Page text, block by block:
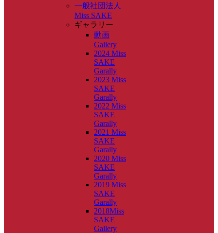
一般社団法人
Miss SAKE
ギャラリー
動画
Gallery
2024 Miss
SAKE
Garally
2023 Miss
SAKE
Garally
2022 Miss
SAKE
Garally
2021 Miss
SAKE
Garally
2020 Miss
SAKE
Garally
2019 Miss
SAKE
Garally
2018Miss
SAKE
Gallery